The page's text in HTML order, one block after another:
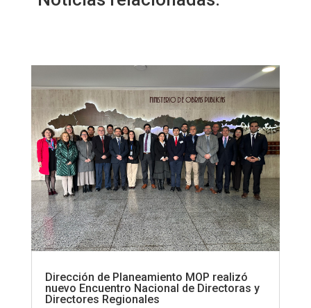
Dirección de Planeamiento MOP realizó
nuevo Encuentro Nacional de Directoras y
Directores Regionales